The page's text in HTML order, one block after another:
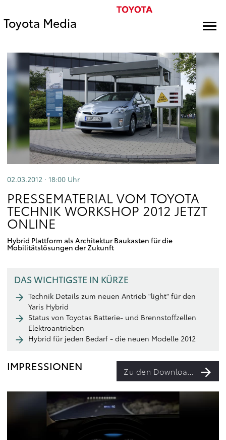
Toyota Media
02.03.2012 · 18:00 Uhr
PRESSEMATERIAL VOM TOYOTA
TECHNIK WORKSHOP 2012 JETZT
ONLINE
Hybrid Plattform als Architektur Baukasten für die
Mobilitätslösungen der Zukunft
DAS WICHTIGSTE IN KÜRZE
Technik Details zum neuen Antrieb "light" für den
Yaris Hybrid
Status von Toyotas Batterie- und Brennstoffzellen
Elektroantrieben
Hybrid für jeden Bedarf - die neuen Modelle 2012
IMPRESSIONEN Zu den Downloads